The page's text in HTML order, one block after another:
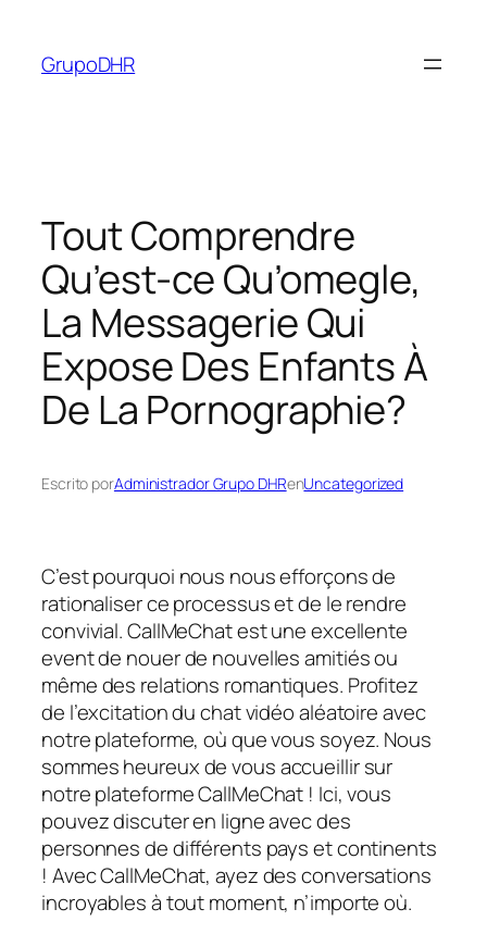
contenido
GrupoDHR
Tout Comprendre
Qu’est-ce Qu’omegle,
La Messagerie Qui
Expose Des Enfants À
De La Pornographie?
Escrito porAdministrador Grupo DHRenUncategorized
C’est pourquoi nous nous efforçons de
rationaliser ce processus et de le rendre
convivial. CallMeChat est une excellente
event de nouer de nouvelles amitiés ou
même des relations romantiques. Profitez
de l’excitation du chat vidéo aléatoire avec
notre plateforme, où que vous soyez. Nous
sommes heureux de vous accueillir sur
notre plateforme CallMeChat ! Ici, vous
pouvez discuter en ligne avec des
personnes de différents pays et continents
! Avec CallMeChat, ayez des conversations
incroyables à tout moment, n’importe où.